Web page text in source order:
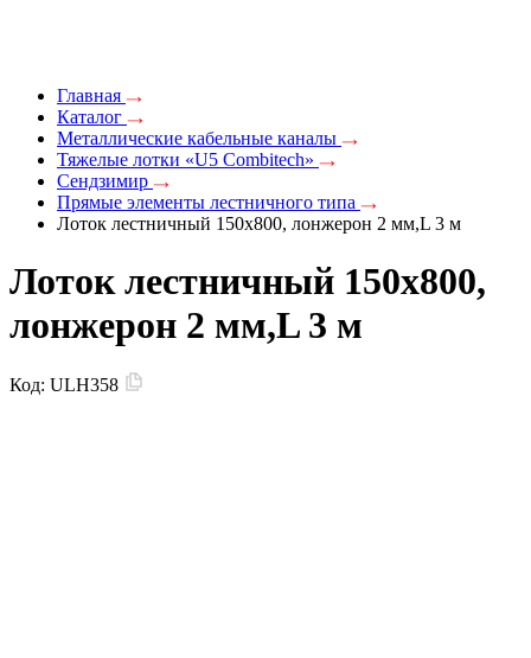
Главная
Каталог
Металлические кабельные каналы
Тяжелые лотки «U5 Combitech»
Сендзимир
Прямые элементы лестничного типа
Лоток лестничный 150х800, лонжерон 2 мм,L 3 м
Лоток лестничный 150х800,
лонжерон 2 мм,L 3 м
Код: ULH358